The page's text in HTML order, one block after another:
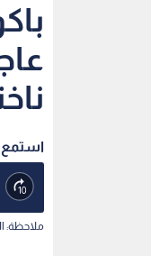
استمع
ملاحظة: